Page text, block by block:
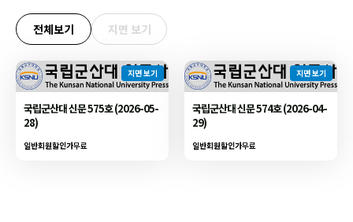
전체보기 지면 보기
지면 보기
국립군산대 신문 575호 (2026-05-
28)
일반회원할인가무료
지면 보기
국립군산대 신문 574호 (2026-04-
29)
일반회원할인가무료